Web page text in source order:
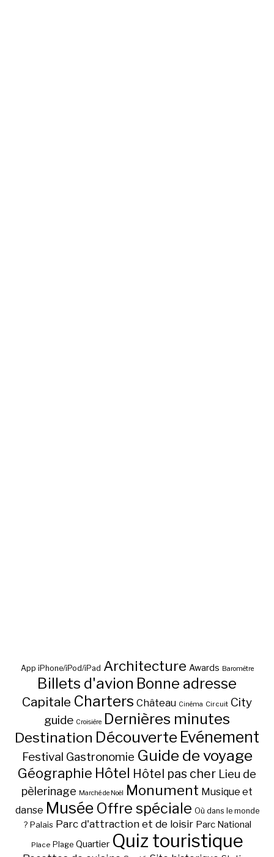
App iPhone/iPod/iPad Architecture Awards Baromètre
Billets d'avion Bonne adresse
Capitale Charters Château Cinéma Circuit City
guide Croisière Dernières minutes
Destination Découverte Evénement
Festival Gastronomie Guide de voyage
Géographie Hôtel Hôtel pas cher Lieu de
pèlerinage Marché de Noël Monument Musique et
danse Musée Offre spéciale Où dans le monde
? Palais Parc d'attraction et de loisir Parc National
Place Plage Quartier Quiz touristique